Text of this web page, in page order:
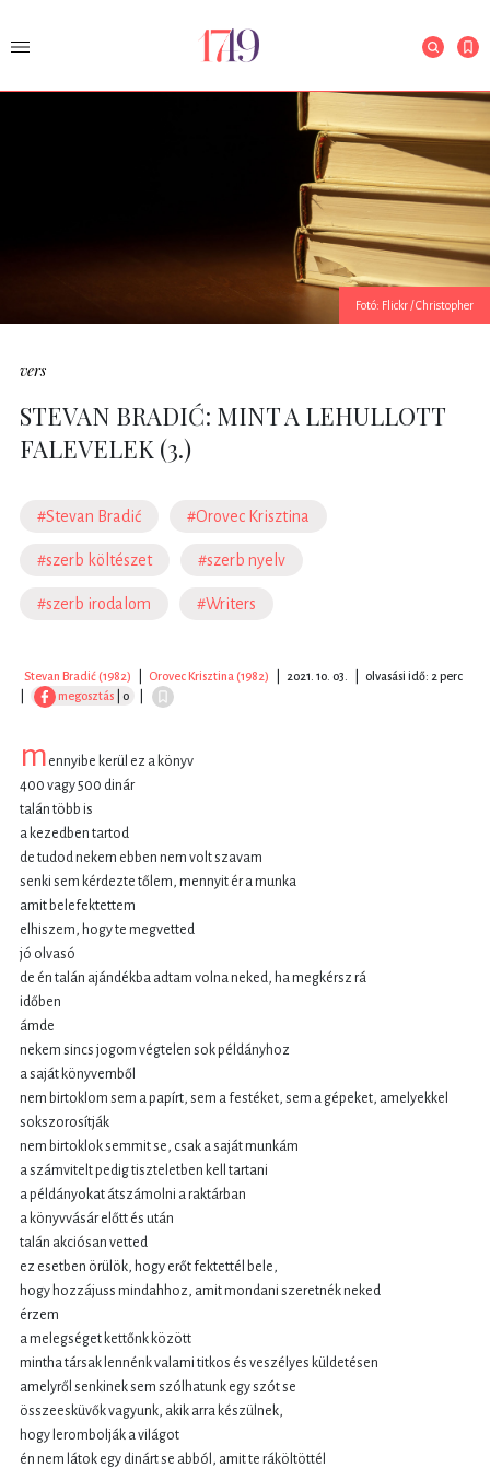
Fotó: Flickr / Christopher
vers
STEVAN BRADIĆ: MINT A LEHULLOTT
FALEVELEK (3.)
#Stevan Bradić #Orovec Krisztina
#szerb költészet #szerb nyelv
#szerb irodalom #Writers
Stevan Bradić (1982) Orovec Krisztina (1982) 2021. 10. 03.
olvasási idő: 2 perc
megosztás | 0
m ennyibe kerül ez a könyv
400 vagy 500 dinár
talán több is
a kezedben tartod
de tudod nekem ebben nem volt szavam
senki sem kérdezte tőlem, mennyit ér a munka
amit belefektettem
elhiszem, hogy te megvetted
jó olvasó
de én talán ajándékba adtam volna neked, ha megkérsz rá
időben
ámde
nekem sincs jogom végtelen sok példányhoz
a saját könyvemből
nem birtoklom sem a papírt, sem a festéket, sem a gépeket, amelyekkel
sokszorosítják
nem birtoklok semmit se, csak a saját munkám
a számvitelt pedig tiszteletben kell tartani
a példányokat átszámolni a raktárban
a könyvvásár előtt és után
talán akciósan vetted
ez esetben örülök, hogy erőt fektettél bele,
hogy hozzájuss mindahhoz, amit mondani szeretnék neked
érzem
a melegséget kettőnk között
mintha társak lennénk valami titkos és veszélyes küldetésen
amelyről senkinek sem szólhatunk egy szót se
összeesküvők vagyunk, akik arra készülnek,
hogy lerombolják a világot
én nem látok egy dinárt se abból, amit te ráköltöttél